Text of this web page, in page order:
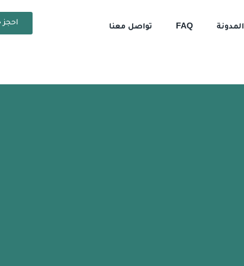
المدونة FAQ تواصل معنا احجز